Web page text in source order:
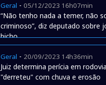
Geral -05/12/2023 16h07min
“Não tenho nada a temer, não
criminoso”, diz deputado sobre
bicho
Geral - 20/09/2023 14h36min
Juiz determina perícia em
"derreteu" com chuva e erosão